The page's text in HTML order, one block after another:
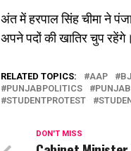
अंत में हरपाल सिंह चीमा ने
अपने पदों की खातिर चुप रहेंगे।
RELATED TOPICS: AAP
PUNJABPOLITICS
STUDENTPROTEST
DON'T MISS